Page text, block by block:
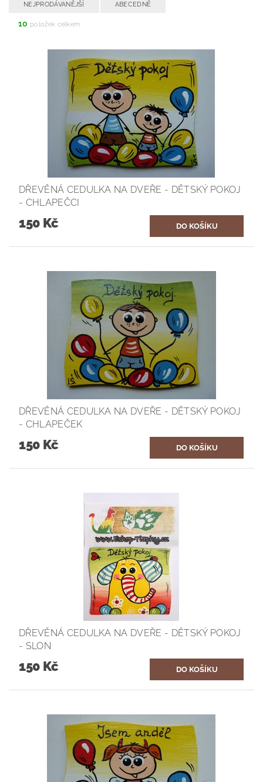
NEJPRODÁVANĚJŠÍ ABECEDNĚ
10 položek celkem
DŘEVĚNÁ CEDULKA NA DVEŘE - DĚTSKÝ POKOJ
- CHLAPEČCI
150 Kč
DŘEVĚNÁ CEDULKA NA DVEŘE - DĚTSKÝ POKOJ
- CHLAPEČEK
150 Kč
DŘEVĚNÁ CEDULKA NA DVEŘE - DĚTSKÝ POKOJ
- SLON
150 Kč